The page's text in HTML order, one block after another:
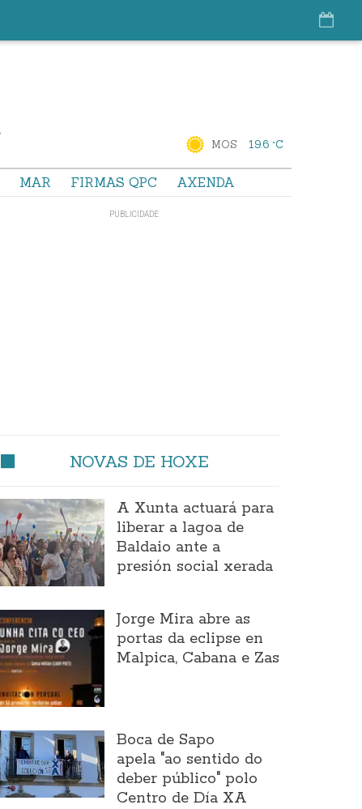
MOS 19.6 °C
MAR FIRMAS QPC AXENDA
NOVAS DE HOXE
A Xunta actuará para
liberar a lagoa de
Baldaio ante a
presión social xerada
Jorge Mira abre as
portas da eclipse en
Malpica, Cabana e Zas
Boca de Sapo
apela "ao sentido do
deber público" polo
Centro de Día XA